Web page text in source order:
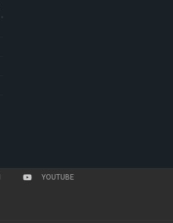
YOUTUBE